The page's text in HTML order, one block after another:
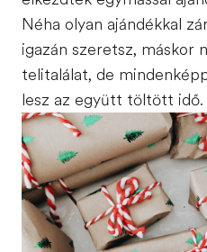
Néha olyan ajándékkal
igazán szeretsz, máskor
telitalálat, de
lesz az együtt töltött idő.